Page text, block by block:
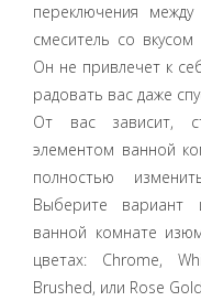
переключения
смеситель со
Он не привлечет к
радовать вас даже
От вас зависит,
элементом ванной
полностью
Выберите вариант
ванной комнате
цветах: Chrome,
Brushed, или Rose